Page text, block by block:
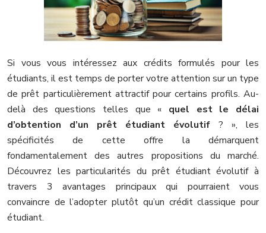
Si vous vous intéressez aux crédits formulés pour les
étudiants, il est temps de porter votre attention sur un type
de prêt particulièrement attractif pour certains profils. Au-
delà des questions telles que « quel est le délai
d’obtention d’un prêt étudiant évolutif ? », les
spécificités de cette offre la démarquent
fondamentalement des autres propositions du marché.
Découvrez les particularités du prêt étudiant évolutif à
travers 3 avantages principaux qui pourraient vous
convaincre de l’adopter plutôt qu’un crédit classique pour
étudiant.